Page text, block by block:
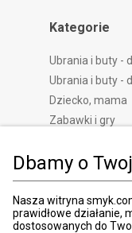
Dbamy o
Nasza witryna
prawidłowe działanie,
dostosowanych do
Kategorie
Ubrania i buty -
Ubrania i buty -
Dziecko, mama
Zabawki i gry
Zdrowie i uroda
Dom i ogród
Promocje
Porady